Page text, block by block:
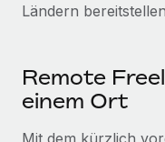
Mehr erfahren
Ländern
Remote
einem Ort
Mit dem kürzlich